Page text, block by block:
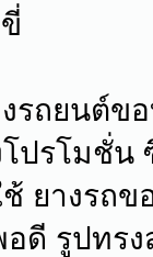
รถยนต์ข
โปรโมชั่
ยางรถ
ดี รูปทรง